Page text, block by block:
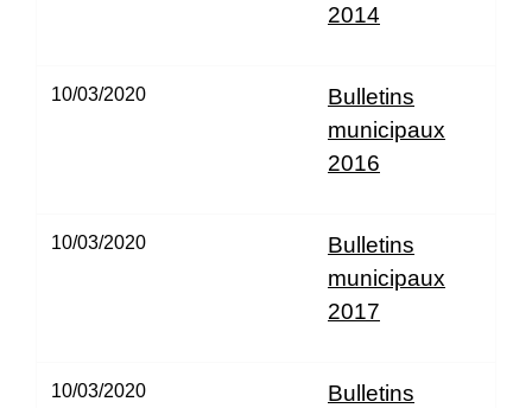
2014
10/03/2020
Bulletins
municipaux
2016
10/03/2020
Bulletins
municipaux
2017
10/03/2020
Bulletins